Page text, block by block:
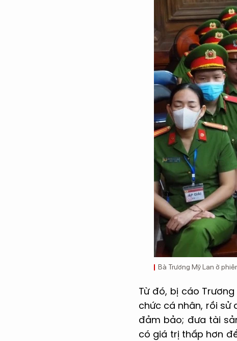
Bà Trương Mỹ Lan ở
Từ đó, bị cáo
chức cá nhân, rồi sử
đảm bảo; đưa tài
có giá trị thấp hơn